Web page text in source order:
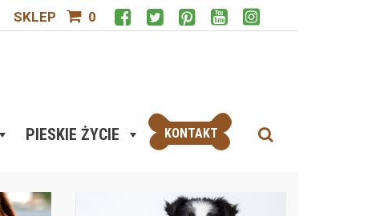
SKLEP 0
PIESKIE ŻYCIE KONTAKT